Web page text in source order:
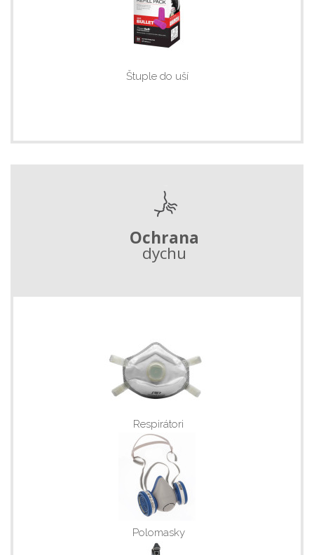
Štuple do uší
Ochrana
dychu
Respirátori
Polomasky